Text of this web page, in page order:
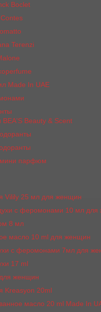
Boclet
Terenzi
Made In UAE
BEA'S Beauty & Scent
парфюм
Vilily 25 мл для женщин
с феромонами 10 мл для
8 мл
масло 10 ml для женщин
c феромонами 7мл для
17 ml
женщин
20ml
масло 20 ml Made In